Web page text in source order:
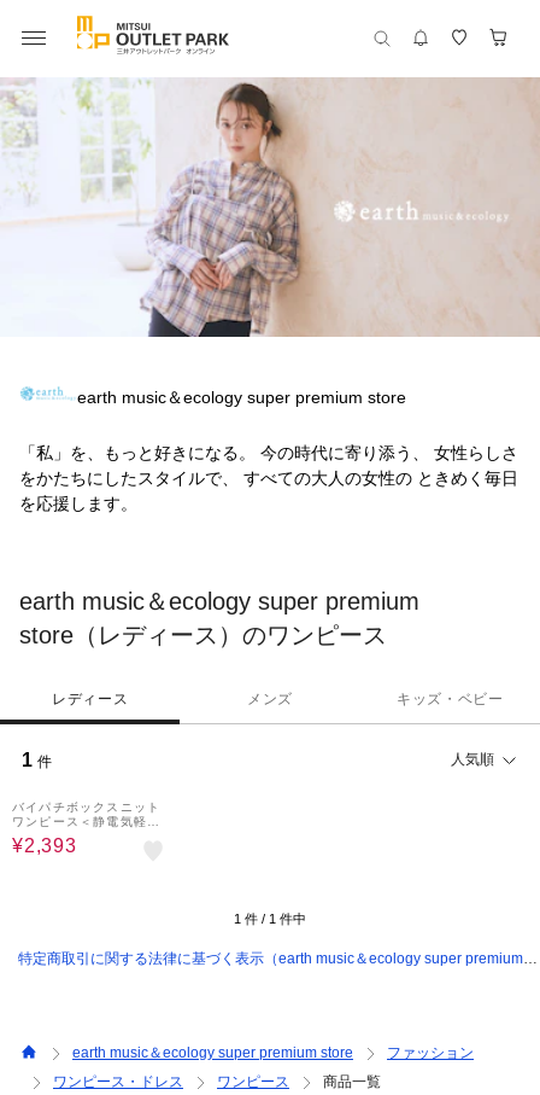
earth music＆ecology super premium store
「私」を、もっと好きになる。 今の時代に寄り添う、 女性らしさ
をかたちにしたスタイルで、 すべての大人の女性の ときめく毎日
を応援します。
earth music＆ecology super premium
store（レディース）のワンピース
レディース メンズ キッズ・ベビー
1 件 人気順
バイパチボックスニット
ワンピース＜静電気軽減
＞
¥2,393
1 件 / 1 件中
特定商取引に関する法律に基づく表示（earth music＆ecology super premium
earth music＆ecology super premium store
ファッション
ワンピース・ドレス
ワンピース 商品一覧